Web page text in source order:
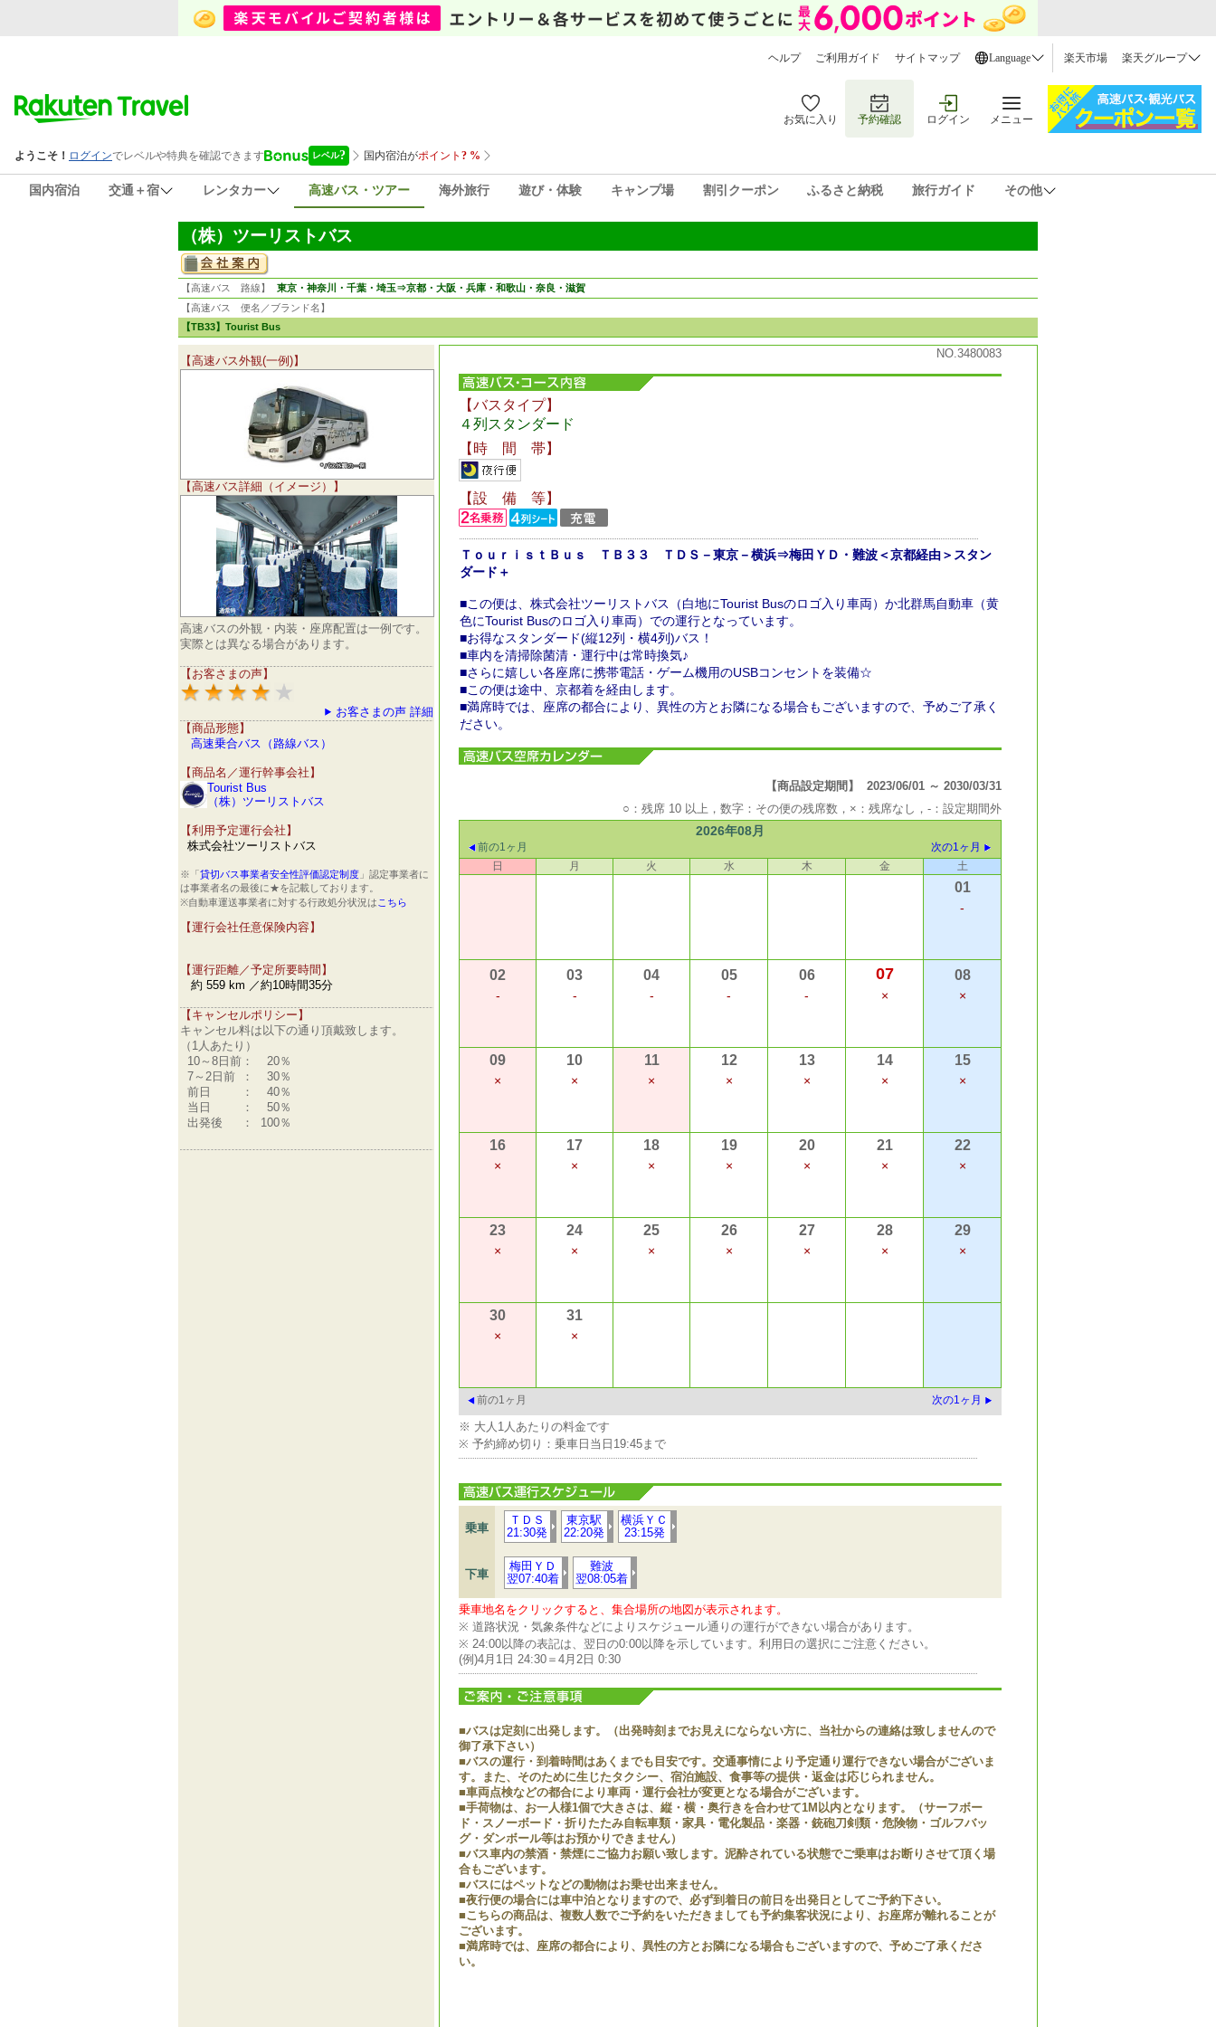
ヘルプ ご利用ガイド サイトマップ Language 楽天市場 楽天グループ
お気に入り 予約確認 ログイン メニュー
国内宿泊 交通＋宿 レンタカー 高速バス・ツアー 海外旅行 遊び・体験 キャンプ場 割引クーポン ふるさと納税 旅行ガイド その他
（株）ツーリストバス
【高速バス 路線】
東京・神奈川・千葉・埼玉⇒京都・大阪・兵庫・和歌山・奈良・滋賀
【高速バス 便名／ブランド名】
【TB33】Tourist Bus
【高速バス外観(一例)】
【高速バス詳細（イメージ）】
高速バスの外観・内装・座席配置は一例です。
実際とは異なる場合があります。
【お客さまの声】
お客さまの声 詳細
【商品形態】
高速乗合バス（路線バス）
【商品名／運行幹事会社】
Tourist Bus
（株）ツーリストバス
【利用予定運行会社】
株式会社ツーリストバス
※「貸切バス事業者安全性評価認定制度」認定事業者に
は事業者名の最後に★を記載しております。
※自動車運送事業者に対する行政処分状況は こちら
【運行会社任意保険内容】
【運行距離／予定所要時間】
約 559 km ／約10時間35分
【キャンセルポリシー】
キャンセル料は以下の通り頂戴致します。
（1人あたり）
10～8日前：
20％
7～2日前
：
30％
前日
：
40％
当日
：
50％
出発後
： 100％
NO.3480083
【バスタイプ】
４列スタンダード
【時 間 帯】
【設 備 等】
ＴｏｕｒｉｓｔＢｕｓ ＴＢ３３ ＴＤＳ－東京－横浜⇒梅田ＹＤ・難波＜京都経由＞スタン
ダード＋
■この便は、株式会社ツーリストバス（白地にTourist Busのロゴ入り車両）か北群馬自動車（黄
色にTourist Busのロゴ入り車両）での運行となっています。
■お得なスタンダード(縦12列・横4列)バス！
■車内を清掃除菌清・運行中は常時換気♪
■さらに嬉しい各座席に携帯電話・ゲーム機用のUSBコンセントを装備☆
■この便は途中、京都着を経由します。
■満席時では、座席の都合により、異性の方とお隣になる場合もございますので、予めご了承く
ださい。
【商品設定期間】 2023/06/01 ～ 2030/03/31
○：残席 10 以上，数字：その便の残席数，×：残席なし，-：設定期間外
2026年08月
前の1ヶ月
次の1ヶ月
日
月 火 水 木 金 土
01
-
02
-
03
-
04
-
05
-
06
-
07
×
08
×
09
×
10
×
11
×
12
×
13
×
14
×
15
×
16
×
17
×
18
×
19
×
20
×
21
×
22
×
23
×
24
×
25
×
26
×
27
×
28
×
29
×
30
×
31
×
前の1ヶ月 次の1ヶ月
※ 大人1人あたりの料金です
※ 予約締め切り：乗車日当日19:45まで
乗車
ＴＤＳ
21:30発
東京駅
22:20発
横浜ＹＣ
23:15発
下車
梅田ＹＤ
翌07:40着
難波
翌08:05着
乗車地名をクリックすると、集合場所の地図が表示されます。
※ 道路状況・気象条件などによりスケジュール通りの運行ができない場合があります。
※ 24:00以降の表記は、翌日の0:00以降を示しています。利用日の選択にご注意ください。
(例)4月1日 24:30＝4月2日 0:30
■バスは定刻に出発します。（出発時刻までお見えにならない方に、当社からの連絡は致しませんので
御了承下さい）
■バスの運行・到着時間はあくまでも目安です。交通事情により予定通り運行できない場合がございま
す。また、そのために生じたタクシー、宿泊施設、食事等の提供・返金は応じられません。
■車両点検などの都合により車両・運行会社が変更となる場合がございます。
■手荷物は、お一人様1個で大きさは、縦・横・奥行きを合わせて1M以内となります。（サーフボー
ド・スノーボード・折りたたみ自転車類・家具・電化製品・楽器・銃砲刀剣類・危険物・ゴルフバッ
グ・ダンボール等はお預かりできません）
■バス車内の禁酒・禁煙にご協力お願い致します。泥酔されている状態でご乗車はお断りさせて頂く場
合もございます。
■バスにはペットなどの動物はお乗せ出来ません。
■夜行便の場合には車中泊となりますので、必ず到着日の前日を出発日としてご予約下さい。
■こちらの商品は、複数人数でご予約をいただきましても予約集客状況により、お座席が離れることが
ございます。
■満席時では、座席の都合により、異性の方とお隣になる場合もございますので、予めご了承くださ
い。